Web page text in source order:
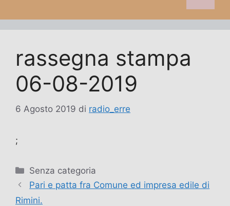
rassegna stampa
06-08-2019
6 Agosto 2019 di radio_erre
;
Categorie
Senza categoria
Pari e patta fra Comune ed impresa edile di
Rimini.